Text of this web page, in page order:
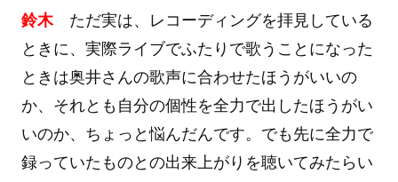
鈴木ただ実は、レコーディングを拝見している
ときに、実際ライブでふたりで歌うことになった
ときは奥井さんの歌声に合わせたほうがいいの
か、それとも自分の個性を全力で出したほうがい
いのか、ちょっと悩んだんです。でも先に全力で
録っていたものとの出来上がりを聴いてみたらい